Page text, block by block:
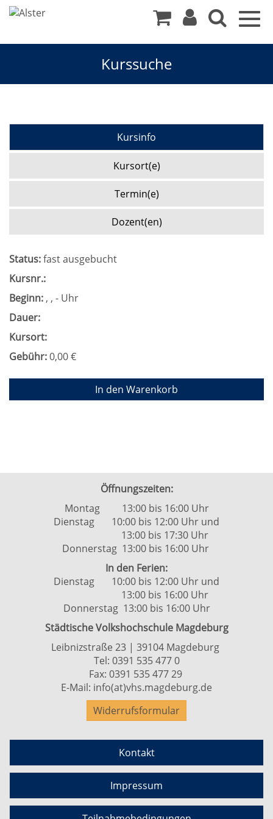
Kurssuche
Kursinfo
Kursort(e)
Termin(e)
Dozent(en)
Status:fast ausgebucht
Kursnr.:
Beginn: , , - Uhr
Dauer:
Kursort:
Gebühr:0,00 €
In den Warenkorb
Öffnungszeiten:
Montag 13:00 bis 16:00 Uhr
Dienstag 10:00 bis 12:00 Uhr und
13:00 bis 17:30 Uhr
Donnerstag 13:00 bis 16:00 Uhr
In den Ferien:
Dienstag 10:00 bis 12:00 Uhr und
13:00 bis 16:00 Uhr
Donnerstag 13:00 bis 16:00 Uhr
Städtische Volkshochschule Magdeburg
Leibnizstraße 23 | 39104 Magdeburg
Tel: 0391 535 477 0
Fax: 0391 535 477 29
E-Mail: info(at)vhs.magdeburg.de
Widerrufsformular
Kontakt
Impressum